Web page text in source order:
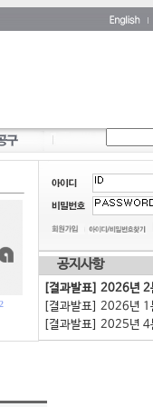
2
공지사항
[결과발표] 2026년 2
[결과발표] 2026년 1
[결과발표] 2025년 4